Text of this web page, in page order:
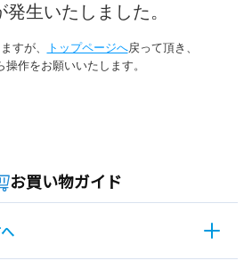
発生いたしました。
すが、 トップページへ戻って頂き、
操作をお願いいたします。
お買い物ガイド